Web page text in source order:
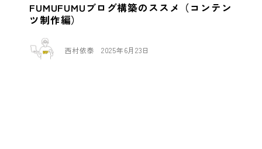
FUMUFUMUブログ構築のススメ（コンテン
ツ制作編）
西村依泰 2025年6月23日